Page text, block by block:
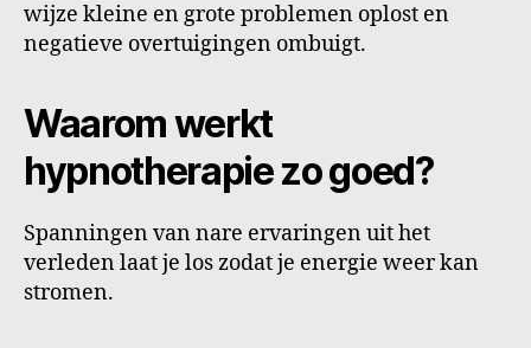
wijze kleine en grote problemen oplost en
negatieve overtuigingen ombuigt.
Waarom werkt
hypnotherapie zo goed?
Spanningen van nare ervaringen uit het
verleden laat je los zodat je energie weer kan
stromen.